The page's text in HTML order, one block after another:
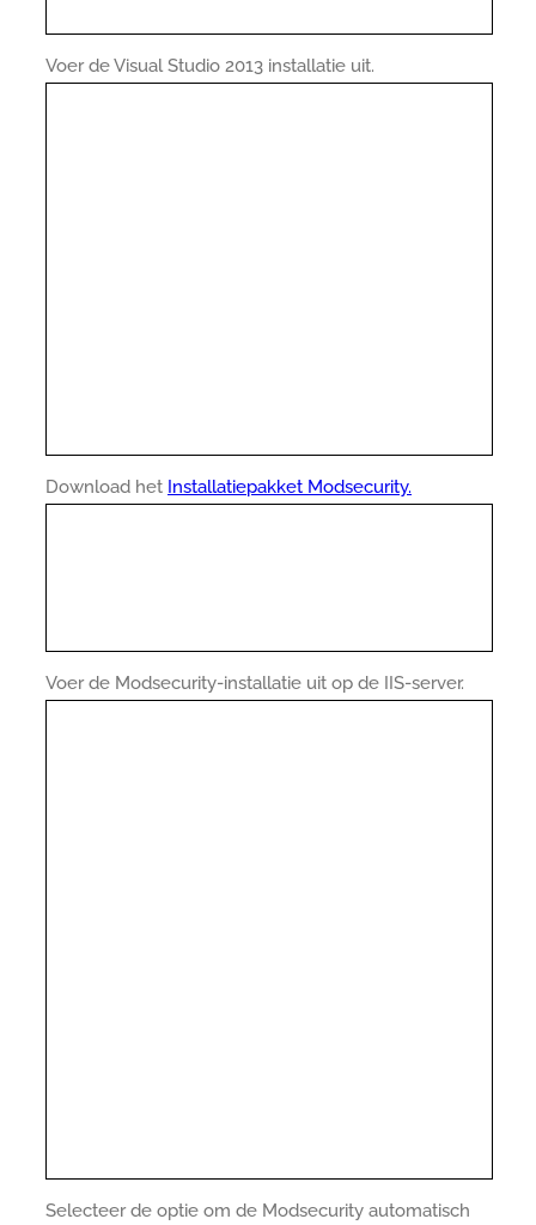
Voer de Visual Studio 2013 installatie uit.
Download het Installatiepakket Modsecurity.
Voer de Modsecurity-installatie uit op de IIS-server.
Selecteer de optie om de Modsecurity automatisch